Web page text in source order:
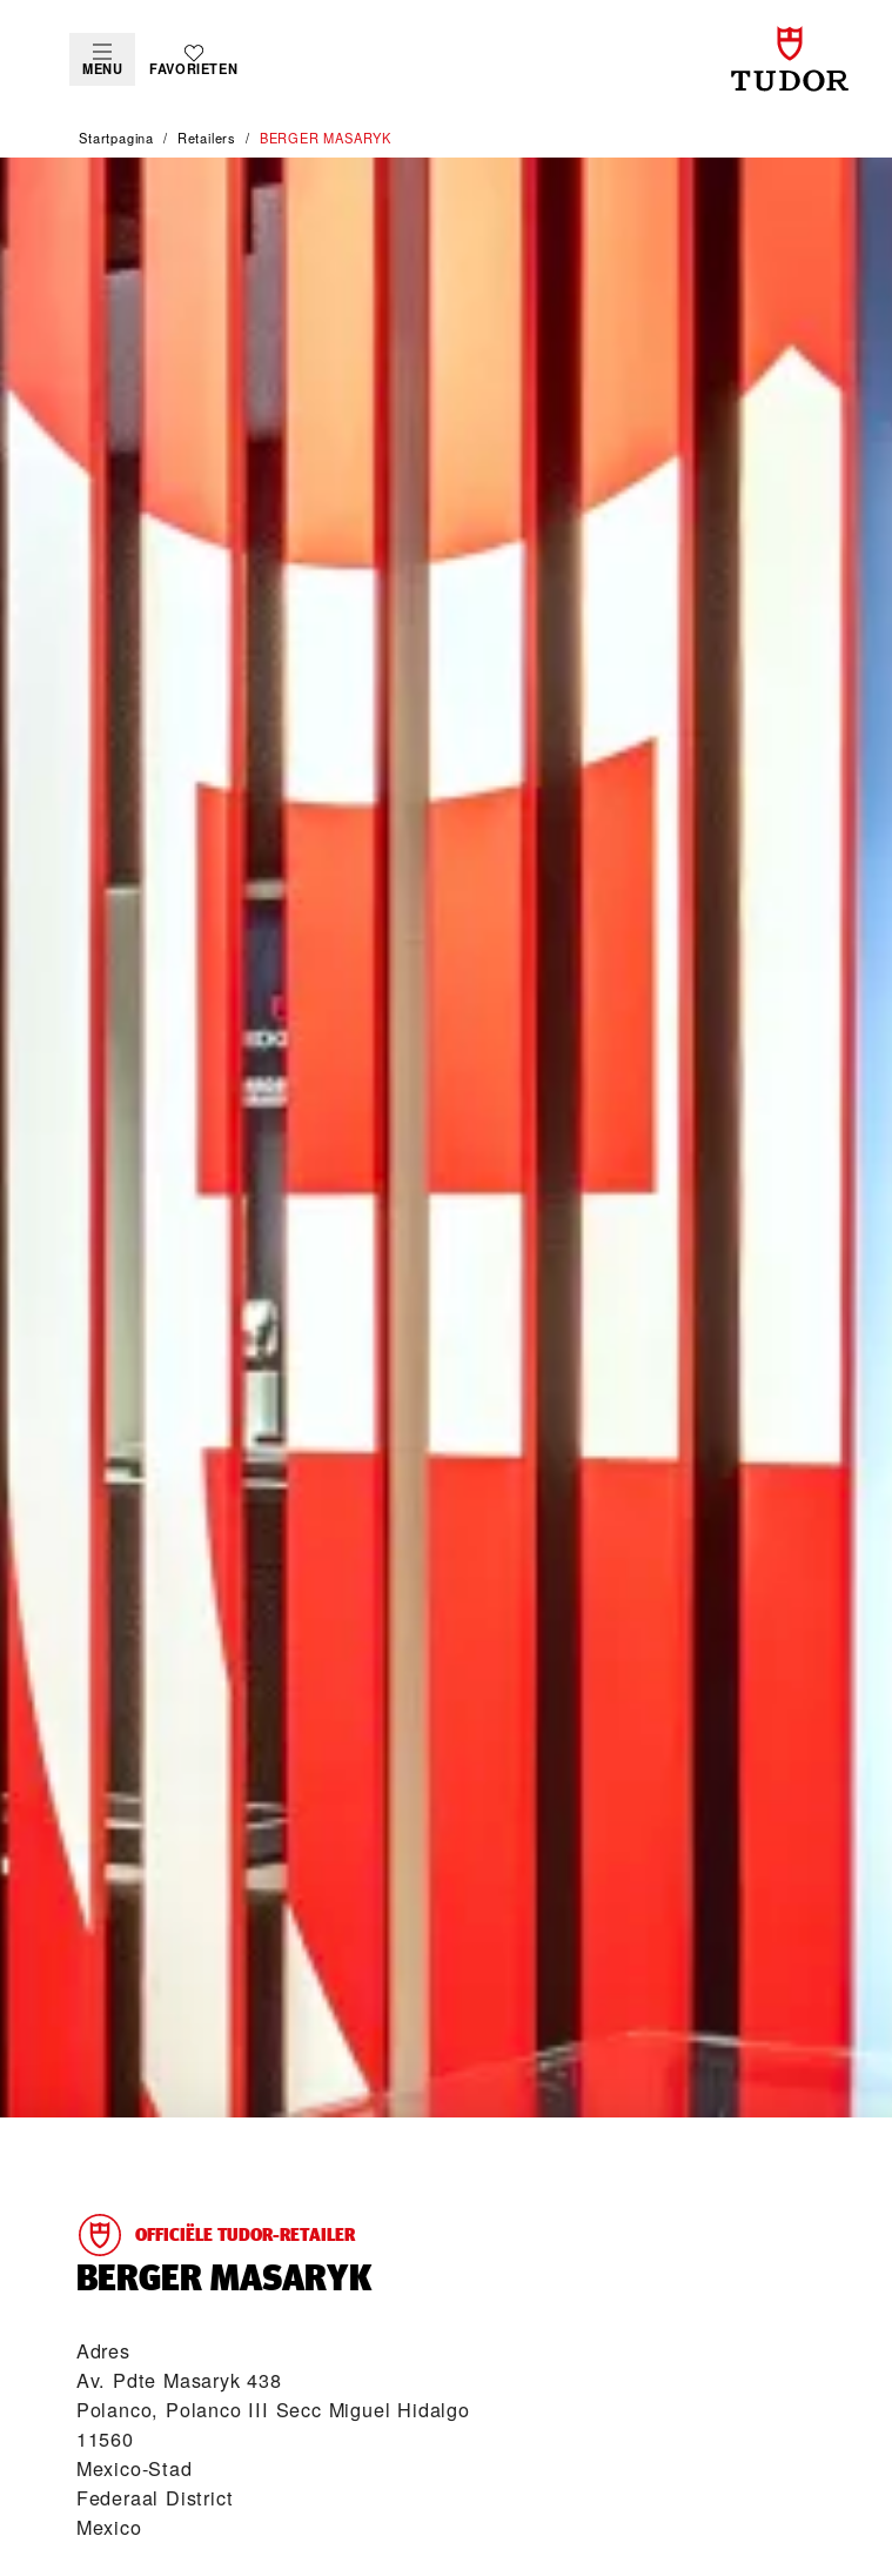
MENU FAVORIETEN
Startpagina Retailers ‭BERGER MASARYK‬
OFFICIËLE TUDOR-RETAILER
‭BERGER MASARYK‬
Adres
Av. Pdte Masaryk 438
Polanco, Polanco III Secc Miguel Hidalgo
11560
Mexico-Stad
Federaal District
Mexico